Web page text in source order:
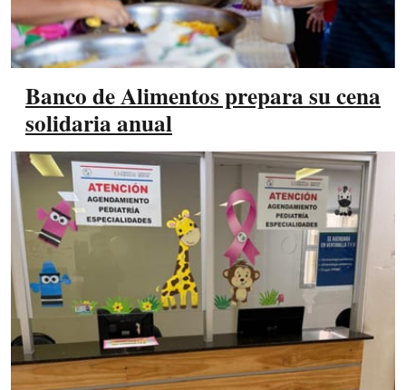
Banco de Alimentos prepara su cena
solidaria anual